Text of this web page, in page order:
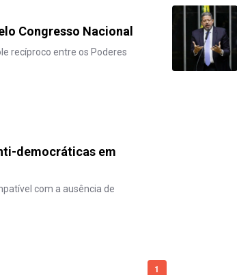
Congresso Nacional
recíproco entre os Poderes
democráticas em
com a ausência de
1